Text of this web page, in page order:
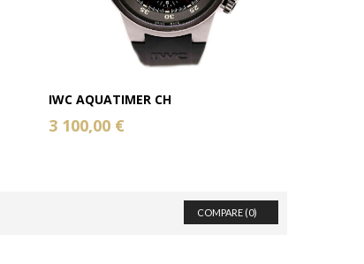
IWC AQUATIMER CH
3 100,00 €
COMPARE (0)